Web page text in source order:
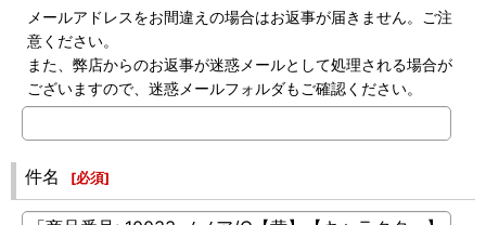
メールアドレスをお間違えの場合はお返事が届きません。ご注
意ください。
また、弊店からのお返事が迷惑メールとして処理される場合が
ございますので、迷惑メールフォルダもご確認ください。
件名 [必須]